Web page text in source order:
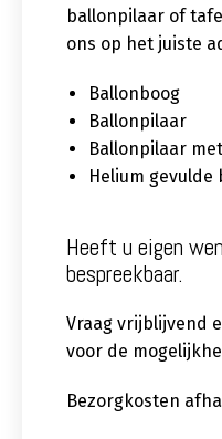
ballonpilaar of
ons op het juiste
Ballonboog
Ballonpilaar
Ballonpilaar
Helium gevulde
Heeft u eigen
bespreekbaar.
Vraag vrijblijvend
voor de
Bezorgkosten